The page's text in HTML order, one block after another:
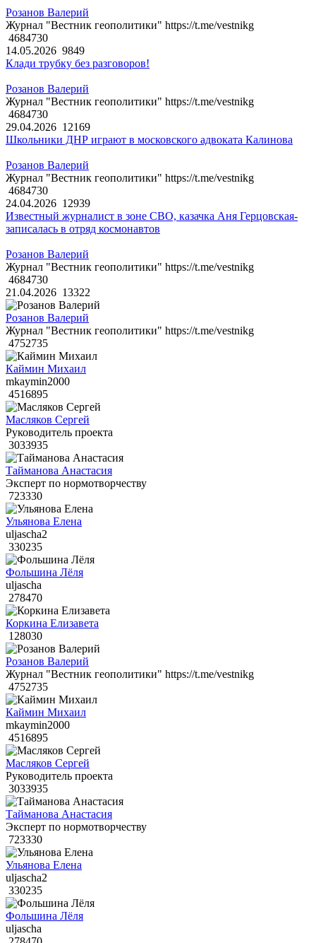
Розанов Валерий
Журнал "Вестник геополитики" https://t.me/vestnikg
4684730
14.05.2026 9849
Клади трубку без разговоров!
Розанов Валерий
Журнал "Вестник геополитики" https://t.me/vestnikg
4684730
29.04.2026 12169
Школьники ДНР играют в московского адвоката Калинова
Розанов Валерий
Журнал "Вестник геополитики" https://t.me/vestnikg
4684730
24.04.2026 12939
Известный журналист в зоне СВО, казачка Аня Герцовская-
записалась в отряд космонавтов
Розанов Валерий
Журнал "Вестник геополитики" https://t.me/vestnikg
4684730
21.04.2026 13322
Розанов Валерий
Журнал "Вестник геополитики" https://t.me/vestnikg
4752735
Каймин Михаил
mkaymin2000
4516895
Масляков Сергей
Руководитель проекта
3033935
Тайманова Анастасия
Эксперт по нормотворчеству
723330
Ульянова Елена
uljascha2
330235
Фольшина Лёля
uljascha
278470
Коркина Елизавета
128030
Розанов Валерий
Журнал "Вестник геополитики" https://t.me/vestnikg
4752735
Каймин Михаил
mkaymin2000
4516895
Масляков Сергей
Руководитель проекта
3033935
Тайманова Анастасия
Эксперт по нормотворчеству
723330
Ульянова Елена
uljascha2
330235
Фольшина Лёля
uljascha